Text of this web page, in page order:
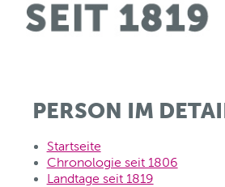
PERSON IM
Startseite
Chronologie seit 1806
Landtage seit 1819